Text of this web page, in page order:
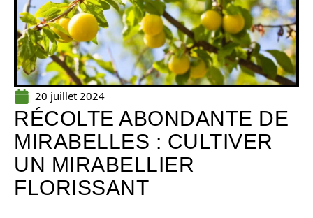
20 juillet 2024
RÉCOLTE ABONDANTE DE
MIRABELLES : CULTIVER
UN MIRABELLIER
FLORISSANT